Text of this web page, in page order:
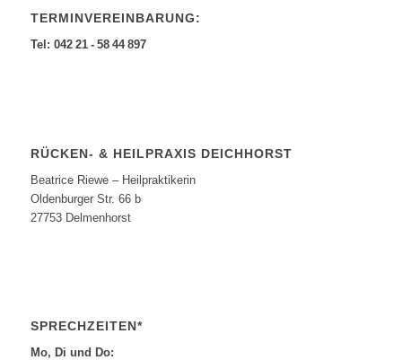
TERMINVEREINBARUNG:
Tel: 042 21 - 58 44 897
RÜCKEN- & HEILPRAXIS DEICHHORST
Beatrice Riewe – Heilpraktikerin
Oldenburger Str. 66 b
27753 Delmenhorst
SPRECHZEITEN*
Mo, Di und Do: